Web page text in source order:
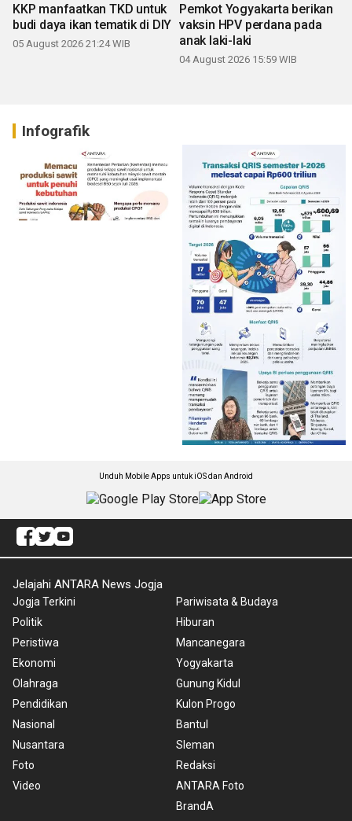
KKP manfaatkan TKD untuk
budi daya ikan tematik di DIY
05 August 2026 21:24 WIB
Pemkot Yogyakarta berikan
vaksin HPV perdana pada
anak laki-laki
04 August 2026 15:59 WIB
Infografik
Unduh Mobile Apps untuk iOS dan Android
Jelajahi ANTARA News Jogja
Jogja Terkini
Politik
Peristiwa
Ekonomi
Olahraga
Pendidikan
Nasional
Nusantara
Foto
Video
Pariwisata & Budaya
Hiburan
Mancanegara
Yogyakarta
Gunung Kidul
Kulon Progo
Bantul
Sleman
Redaksi
ANTARA Foto
BrandA